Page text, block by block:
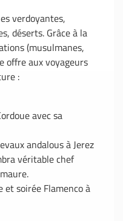
verdoyantes,
déserts. Grâce à la
(musulmanes,
offre aux voyageurs
:
avec sa
andalous à Jerez
véritable chef
soirée Flamenco à